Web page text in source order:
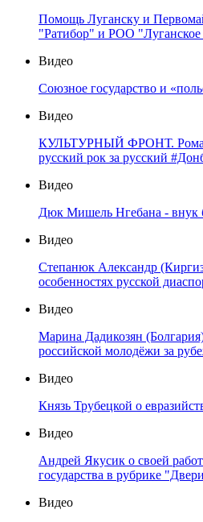
Помощь Луганску и
"Ратибор" и РОО "Луганское
Видео
Союзное государство и
Видео
КУЛЬТУРНЫЙ ФРОНТ.
русский рок за русский
Видео
Дюк Мишель Нгебана - внук
Видео
Степанюк Александр
особенностях русской
Видео
Марина Дадикозян
российской молодёжи за
Видео
Князь Трубецкой о
Видео
Андрей Якусик о своей
государства в рубрике
Видео